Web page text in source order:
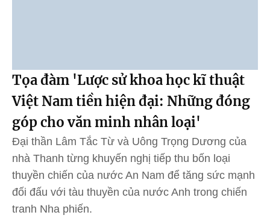
Tọa đàm 'Lược sử khoa học kĩ thuật
Việt Nam tiền hiện đại: Những đóng
góp cho văn minh nhân loại'
Đại thần Lâm Tắc Từ và Uông Trọng Dương của
nhà Thanh từng khuyến nghị tiếp thu bốn loại
thuyền chiến của nước An Nam để tăng sức mạnh
đối đấu với tàu thuyền của nước Anh trong chiến
tranh Nha phiến.